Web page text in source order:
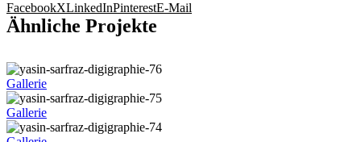
FacebookXLinkedInPinterestE-Mail
Ähnliche Projekte
Gallerie
Gallerie